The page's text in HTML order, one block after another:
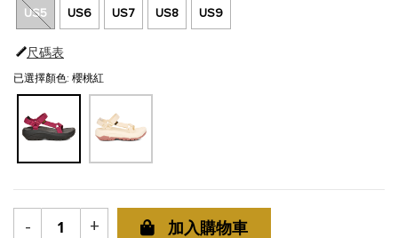
已選擇顏色: 櫻桃紅
US5 US6 US7 US8 US9
尺碼表
- + 加入購物車